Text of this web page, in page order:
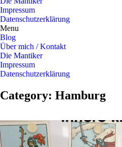
Impressum
Datenschutzerklärung
Menu
Blog
Über mich / Kontakt
Die Mantiker
Impressum
Datenschutzerklärung
Category: Hamburg